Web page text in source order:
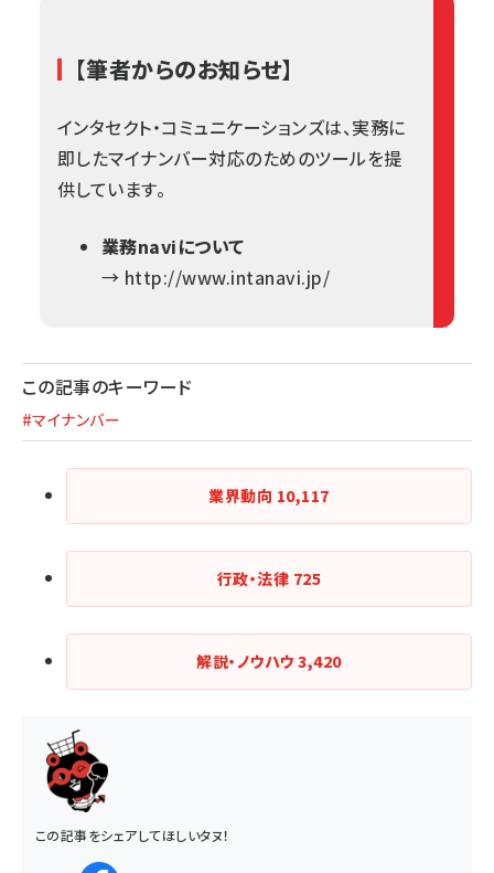
【筆者からのお知らせ】
インタセクト・コミュニケーションズは、実務に
即したマイナンバー対応のためのツールを提
供しています。
業務naviについて
→ http://www.intanavi.jp/
この記事のキーワード
#マイナンバー
業界動向 10,117
行政・法律 725
解説・ノウハウ3,420
この記事をシェアしてほしいタヌ！